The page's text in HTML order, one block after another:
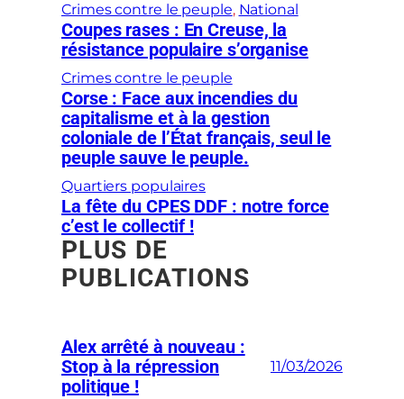
Crimes contre le peuple, National
Coupes rases : En Creuse, la
résistance populaire s’organise
Crimes contre le peuple
Corse : Face aux incendies du
capitalisme et à la gestion
coloniale de l’État français, seul le
peuple sauve le peuple.
Quartiers populaires
La fête du CPES DDF : notre force
c’est le collectif !
PLUS DE
PUBLICATIONS
Alex arrêté à nouveau :
Stop à la répression
politique !
11/03/2026